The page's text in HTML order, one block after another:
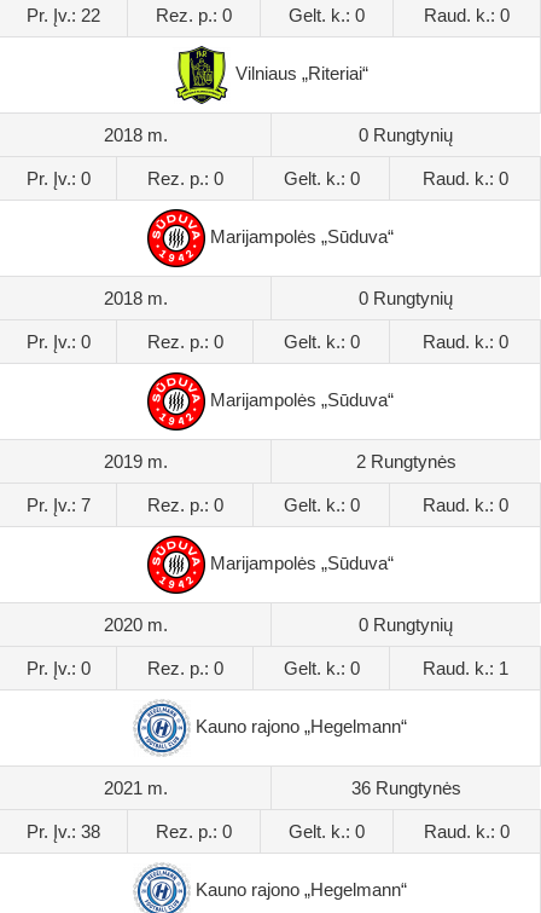
Pr. Įv.: 22 Rez. p.: 0 Gelt. k.: 0 Raud. k.: 0
Vilniaus „Riteriai“
2018 m. 0 Rungtynių
Pr. Įv.: 0 Rez. p.: 0 Gelt. k.: 0 Raud. k.: 0
Marijampolės „Sūduva“
2018 m. 0 Rungtynių
Pr. Įv.: 0 Rez. p.: 0 Gelt. k.: 0 Raud. k.: 0
Marijampolės „Sūduva“
2019 m. 2 Rungtynės
Pr. Įv.: 7 Rez. p.: 0 Gelt. k.: 0 Raud. k.: 0
Marijampolės „Sūduva“
2020 m. 0 Rungtynių
Pr. Įv.: 0 Rez. p.: 0 Gelt. k.: 0 Raud. k.: 1
Kauno rajono „Hegelmann“
2021 m. 36 Rungtynės
Pr. Įv.: 38 Rez. p.: 0 Gelt. k.: 0 Raud. k.: 0
Kauno rajono „Hegelmann“